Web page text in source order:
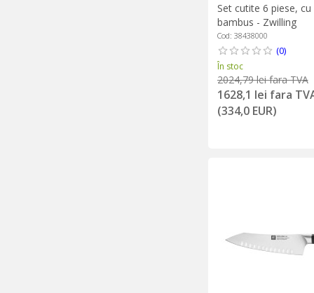
Set cutite 6 piese,
bambus - Zwilling
Cod: 38438000
(0)
În stoc
2024,79 lei fara TVA
1628,1 lei fara
(334,0 EUR)